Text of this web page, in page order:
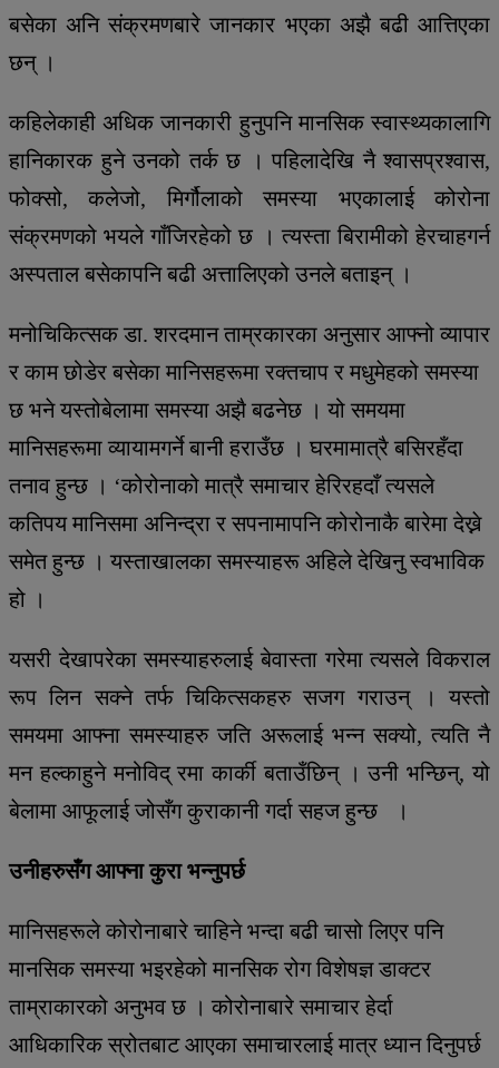
बसेका अनि संक्रमणबारे जानकार भएका अझै बढी आत्तिएका
छन् ।
कहिलेकाही अधिक जानकारी हुनुपनि मानसिक स्वास्थ्यकालागि
हानिकारक हुने उनको तर्क छ । पहिलादेखि नै श्वासप्रश्वास,
फोक्सो, कलेजो, मिर्गौलाको समस्या भएकालाई कोरोना
संक्रमणको भयले गाँजिरहेको छ । त्यस्ता बिरामीको हेरचाहगर्न
अस्पताल बसेकापनि बढी अत्तालिएको उनले बताइन् ।
मनोचिकित्सक डा. शरदमान ताम्रकारका अनुसार आफ्नो व्यापार
र काम छोडेर बसेका मानिसहरूमा रक्तचाप र मधुमेहको समस्या
छ भने यस्तोबेलामा समस्या अझै बढनेछ । यो समयमा
मानिसहरूमा व्यायामगर्ने बानी हराउँछ । घरमामात्रै बसिरहँदा
तनाव हुन्छ । ‘कोरोनाको मात्रै समाचार हेरिरहदाँ त्यसले
कतिपय मानिसमा अनिन्द्रा र सपनामापनि कोरोनाकै बारेमा देख्ने
समेत हुन्छ । यस्ताखालका समस्याहरू अहिले देखिनु स्वभाविक
हो ।
यसरी देखापरेका समस्याहरुलाई बेवास्ता गरेमा त्यसले विकराल
रूप लिन सक्ने तर्फ चिकित्सकहरु सजग गराउन् । यस्तो
समयमा आफ्ना समस्याहरु जति अरूलाई भन्न सक्यो, त्यति नै
मन हल्काहुने मनोविद् रमा कार्की बताउँछिन् । उनी भन्छिन्, यो
बेलामा आफूलाई जोसँग कुराकानी गर्दा सहज हुन्छ ।
उनीहरुसँग आफ्ना कुरा भन्नुपर्छ
मानिसहरूले कोरोनाबारे चाहिने भन्दा बढी चासो लिएर पनि
मानसिक समस्या भइरहेको मानसिक रोग विशेषज्ञ डाक्टर
ताम्राकारको अनुभव छ । कोरोनाबारे समाचार हेर्दा
आधिकारिक स्रोतबाट आएका समाचारलाई मात्र ध्यान दिनुपर्छ